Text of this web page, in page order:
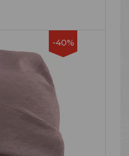
-40%